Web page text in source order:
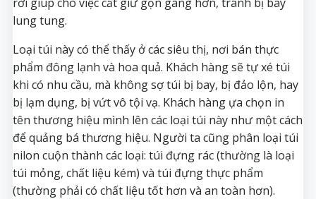
lung tung.
Loại túi này có thể thấy ở các siêu thị, nơi bán thực
phẩm đông lạnh và hoa quả. Khách hàng sẽ tự xé túi
khi có nhu cầu, mà không sợ túi bị bay, bị đảo lộn, hay
bị lạm dụng, bị vứt vô tội vạ. Khách hàng ựa chọn in
tên thương hiệu mình lên các loại túi này như một cách
để quảng bá thương hiệu. Người ta cũng phân loại túi
nilon cuộn thành các loại: túi đựng rác (thường là loại
túi mỏng, chất liệu kém) và túi đựng thực phẩm
(thường phải có chất liệu tốt hơn và an toàn hơn).